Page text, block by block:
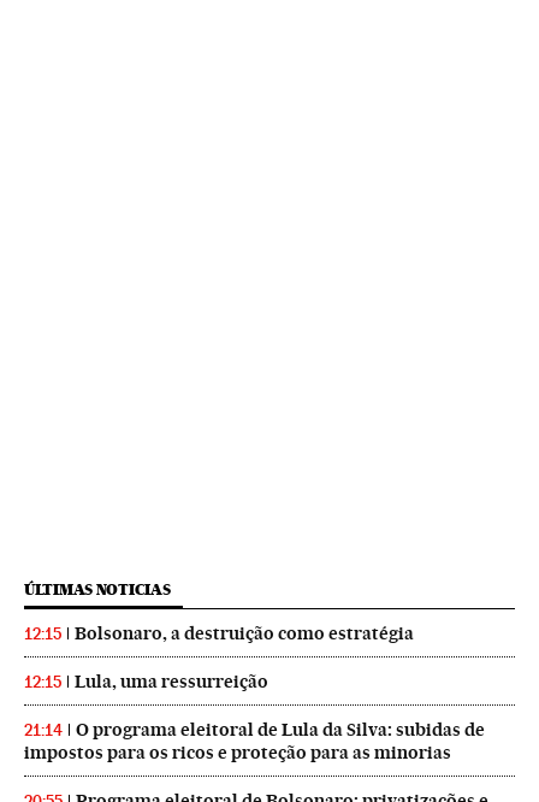
ÚLTIMAS NOTICIAS
12:15 Bolsonaro, a destruição como estratégia
12:15 Lula, uma ressurreição
21:14
O programa eleitoral de Lula da Silva: subidas de
impostos para os ricos e proteção para as minorias